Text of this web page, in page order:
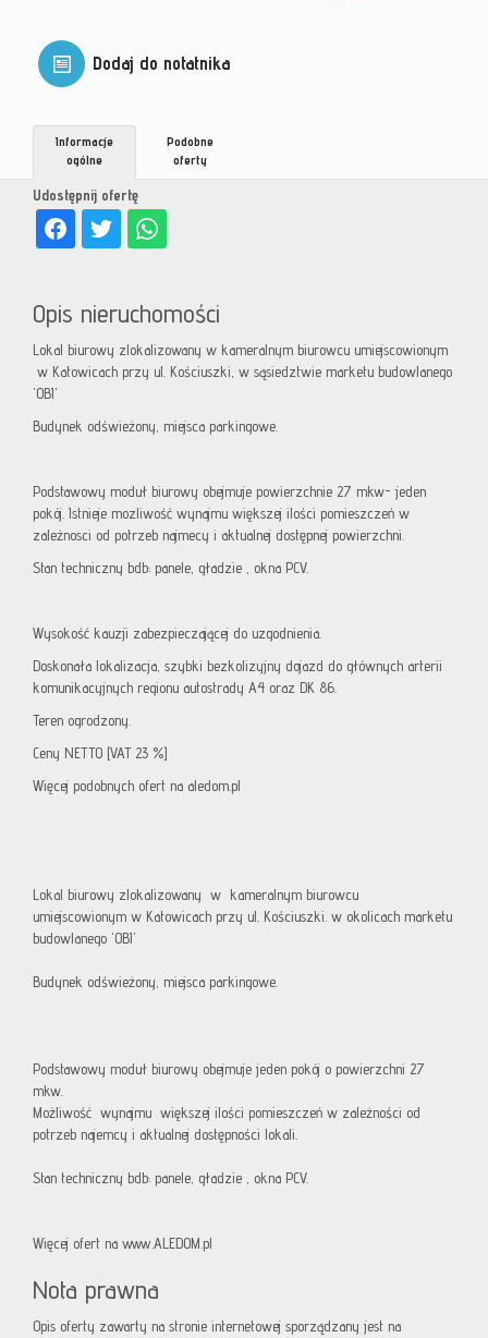
Dodaj do notatnika
Udostępnij ofertę
Informacje
ogólne
Podobne
oferty
Opis nieruchomości
Lokal biurowy zlokalizowany w kameralnym biurowcu umiejscowionym
w Katowicach przy ul. Kościuszki, w sąsiedztwie marketu budowlanego
'OBI'
Budynek odświeżony, miejsca parkingowe.
Podstawowy moduł biurowy obejmuje powierzchnie 27 mkw- jeden
pokój. Istnieje mozliwość wynajmu większej ilości pomieszczeń w
zależnosci od potrzeb najmecy i aktualnej dostępnej powierzchni.
Stan techniczny bdb: panele, gładzie , okna PCV.
Wysokość kauzji zabezpieczającej do uzgodnienia.
Doskonała lokalizacja, szybki bezkolizyjny dojazd do głównych arterii
komunikacyjnych regionu autostrady A4 oraz DK 86.
Teren ogrodzony.
Ceny NETTO [VAT 23 %]
Więcej podobnych ofert na aledom.pl
Lokal biurowy zlokalizowany w kameralnym biurowcu
umiejscowionym w Katowicach przy ul. Kościuszki. w okolicach marketu
budowlanego 'OBI'
Budynek odświeżony, miejsca parkingowe.
Podstawowy moduł biurowy obejmuje jeden pokój o powierzchni 27
mkw.
Możliwość wynajmu większej ilości pomieszczeń w zależności od
potrzeb najemcy i aktualnej dostępności lokali.
Stan techniczny bdb: panele, gładzie , okna PCV.
Więcej ofert na www.ALEDOM.pl
Nota prawna
Opis oferty zawarty na stronie internetowej sporządzany jest na